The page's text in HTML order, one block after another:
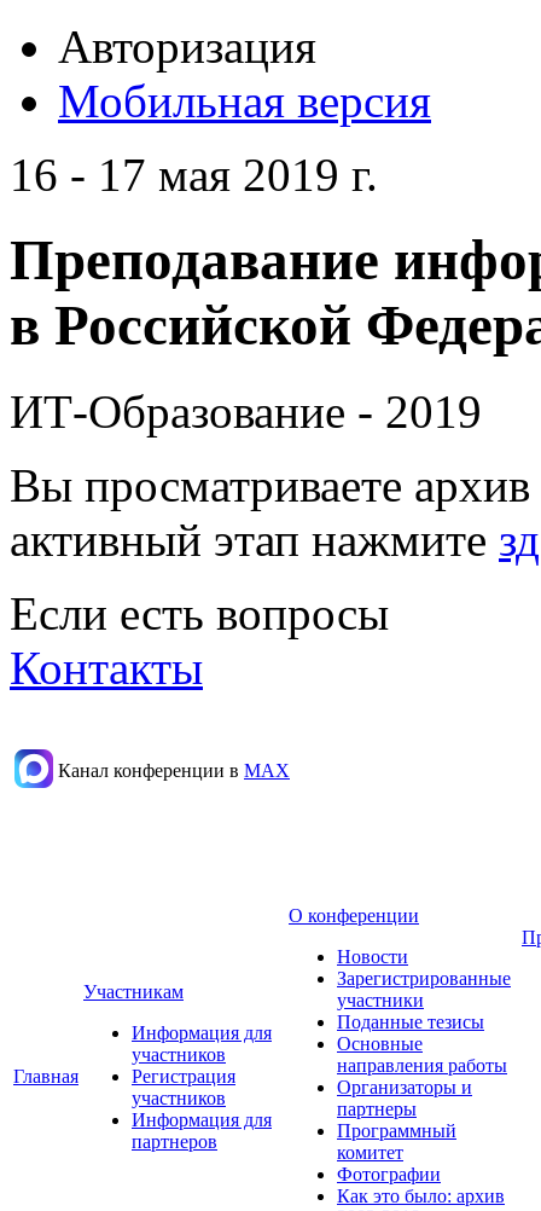
Авторизация
Мобильная версия
16 - 17 мая 2019 г.
Преподавание
в Российской
ИТ-Образование - 2019
Вы просматриваете
активный этап нажмите
Если есть вопросы
Контакты
Канал конференции в МАХ
Главная
Участникам
Информация для
участников
Регистрация
участников
Информация для
партнеров
О конференции
Новости
Зарегистрированные
участники
Поданные тезисы
Основные
направления работы
Организаторы и
партнеры
Программный
комитет
Фотографии
Как это было: архив